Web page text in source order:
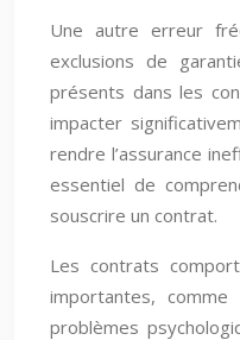
Une autre erreur
exclusions de
présents dans les
impacter
rendre l’assurance
essentiel de
souscrire un contrat.
Les contrats
importantes,
problèmes